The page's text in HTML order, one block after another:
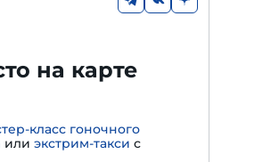
на карте
класс гоночного
или экстрим-такси с